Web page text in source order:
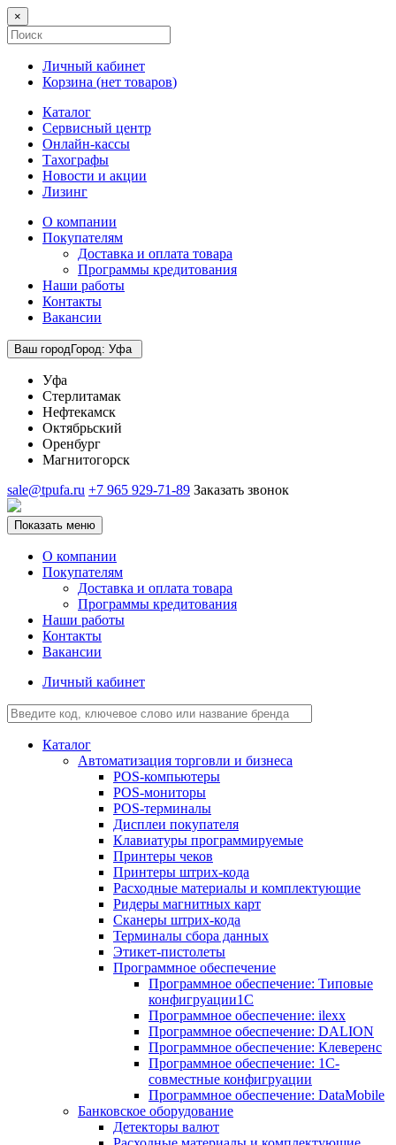
×
Личный кабинет
Корзина (нет товаров)
Каталог
Сервисный центр
Онлайн-кассы
Тахографы
Новости и акции
Лизинг
О компании
Покупателям
Доставка и оплата товара
Программы кредитования
Наши работы
Контакты
Вакансии
Ваш городГород: Уфа
Уфа
Стерлитамак
Нефтекамск
Октябрьский
Оренбург
Магнитогорск
sale@tpufa.ru +7 965 929-71-89 Заказать звонок
Показать меню
О компании
Покупателям
Доставка и оплата товара
Программы кредитования
Наши работы
Контакты
Вакансии
Личный кабинет
Каталог
Автоматизация торговли и бизнеса
POS-компьютеры
POS-мониторы
POS-терминалы
Дисплеи покупателя
Клавиатуры программируемые
Принтеры чеков
Принтеры штрих-кода
Расходные материалы и комплектующие
Ридеры магнитных карт
Сканеры штрих-кода
Терминалы сбора данных
Этикет-пистолеты
Программное обеспечение
Программное обеспечение: Типовые
конфигруации1С
Программное обеспечение: ilexx
Программное обеспечение: DALION
Программное обеспечение: Клеверенс
Программное обеспечение: 1С-
совместные конфигруации
Программное обеспечение: DataMobile
Банковское оборудование
Детекторы валют